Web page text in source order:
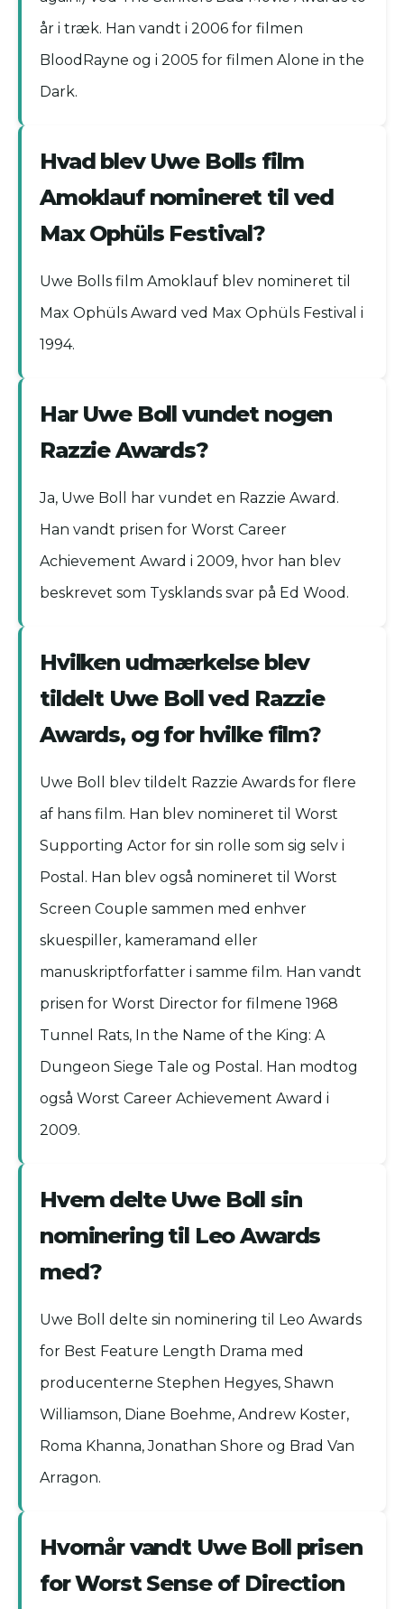
år i træk. Han vandt i 2006 for filmen
BloodRayne og i 2005 for filmen Alone in the
Dark.
Hvad blev Uwe Bolls film
Amoklauf nomineret til ved
Max Ophüls Festival?
Uwe Bolls film Amoklauf blev nomineret til
Max Ophüls Award ved Max Ophüls Festival i
1994.
Har Uwe Boll vundet nogen
Razzie Awards?
Ja, Uwe Boll har vundet en Razzie Award.
Han vandt prisen for Worst Career
Achievement Award i 2009, hvor han blev
beskrevet som Tysklands svar på Ed Wood.
Hvilken udmærkelse blev
tildelt Uwe Boll ved Razzie
Awards, og for hvilke film?
Uwe Boll blev tildelt Razzie Awards for flere
af hans film. Han blev nomineret til Worst
Supporting Actor for sin rolle som sig selv i
Postal. Han blev også nomineret til Worst
Screen Couple sammen med enhver
skuespiller, kameramand eller
manuskriptforfatter i samme film. Han vandt
prisen for Worst Director for filmene 1968
Tunnel Rats, In the Name of the King: A
Dungeon Siege Tale og Postal. Han modtog
også Worst Career Achievement Award i
2009.
Hvem delte Uwe Boll sin
nominering til Leo Awards
med?
Uwe Boll delte sin nominering til Leo Awards
for Best Feature Length Drama med
producenterne Stephen Hegyes, Shawn
Williamson, Diane Boehme, Andrew Koster,
Roma Khanna, Jonathan Shore og Brad Van
Arragon.
Hvornår vandt Uwe Boll prisen
for Worst Sense of Direction